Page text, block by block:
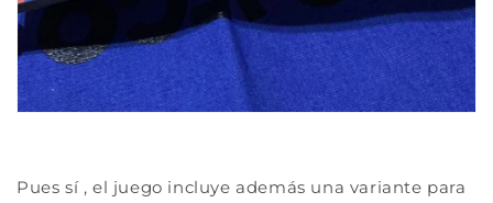
Pues sí , el juego incluye además una variante para